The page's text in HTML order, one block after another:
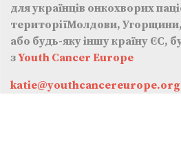
для українців онкохворих
територіїМолдови,
або будь-яку іншу країну ЄС,
зYouth Cancer Europe
katie@youthcancereurope.org